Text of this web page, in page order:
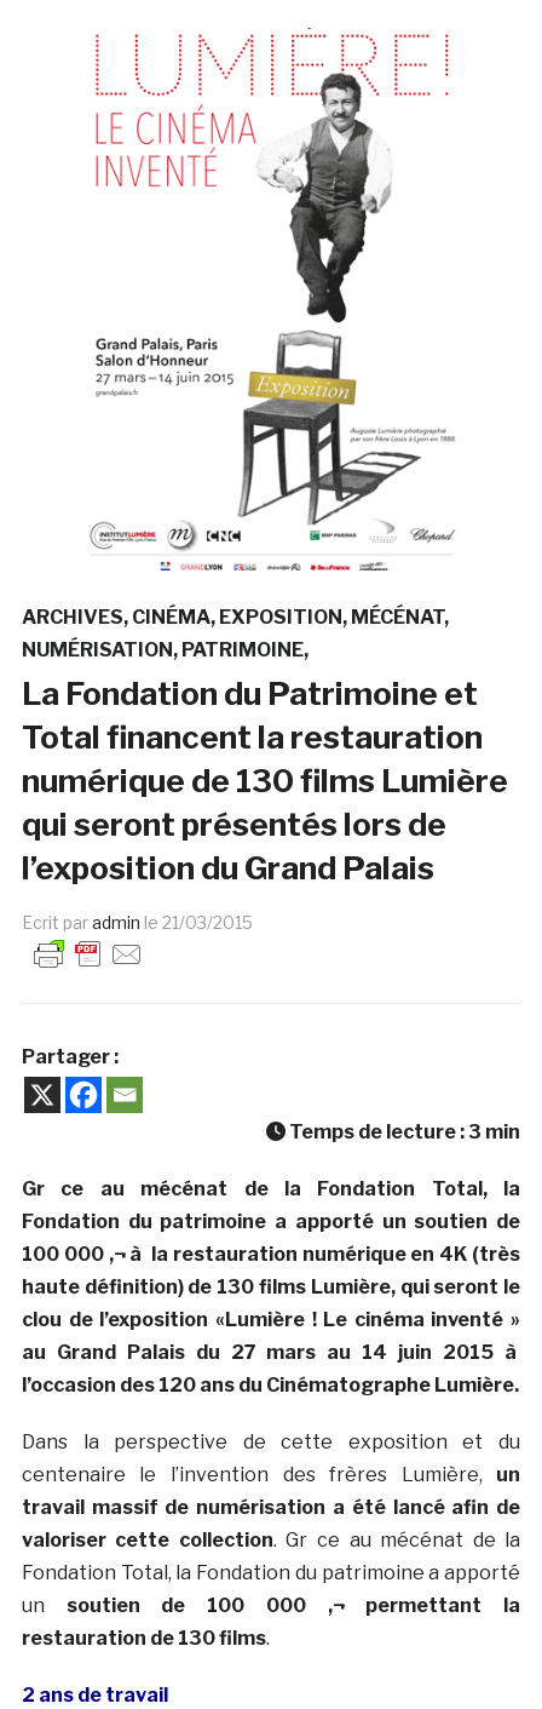
ARCHIVES CINÉMA EXPOSITION
MÉCÉNAT
NUMÉRISATION
PATRIMOINE
La Fondation du Patrimoine et
Total financent la restauration
numérique de 130 films Lumière
qui seront présentés lors de
l’exposition du Grand Palais
Ecrit paradmin le 21/03/2015
Partager :
Temps de lecture : 3 min
Gr ce au mécénat de la Fondation Total, la
Fondation du patrimoine a apporté un soutien de
100 000 ‚¬ à la restauration numérique en 4K (très
haute définition) de 130 films Lumière, qui seront le
clou de l’exposition «Lumière ! Le cinéma inventé »
au Grand Palais du 27 mars au 14 juin 2015 à
l’occasion des 120 ans du Cinématographe Lumière.
Dans la perspective de cette exposition et du
centenaire le l’invention des frères Lumière, un
travail massif de numérisation a été lancé afin de
valoriser cette collection. Gr ce au mécénat de la
Fondation Total, la Fondation du patrimoine a apporté
un soutien de 100 000 ‚¬ permettant la
restauration de 130 films.
2 ans de travail